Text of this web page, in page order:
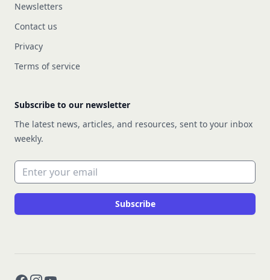
Newsletters
Contact us
Privacy
Terms of service
Subscribe to our newsletter
The latest news, articles, and resources, sent to your inbox
weekly.
Email address
Subscribe